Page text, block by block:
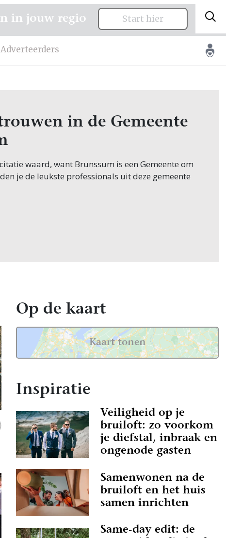
Adverteerders
in jouw regio Start hier
in de Gemeente
waard, want Brunssum is een Gemeente om
je de leukste professionals uit deze gemeente
Op de kaart
Kaart tonen
Inspiratie
Veiligheid op je
bruiloft: zo voorkom
je diefstal, inbraak en
ongenode gasten
Samenwonen na de
bruiloft en het huis
samen inrichten
Same-day edit: de